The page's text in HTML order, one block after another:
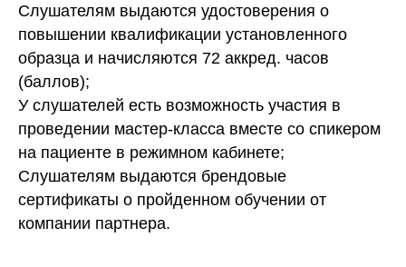
Слушателям выдаются удостоверения о
повышении квалификации установленного
образца и начисляются 72 аккред. часов
(баллов);
У слушателей есть возможность участия в
проведении мастер-класса вместе со спикером
на пациенте в режимном кабинете;
Слушателям выдаются брендовые
сертификаты о пройденном обучении от
компании партнера.